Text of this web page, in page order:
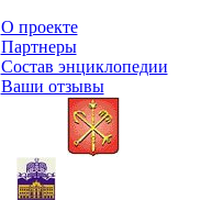
О проекте
Партнеры
Состав энциклопедии
Ваши отзывы